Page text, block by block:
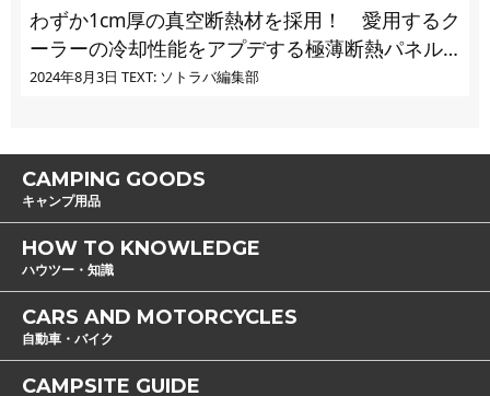
わずか1cm厚の真空断熱材を採用！ 愛用するク
ーラーの冷却性能をアプデする極薄断熱パネル
の実力とは
2024年8月3日 TEXT: ソトラバ編集部
CAMPING GOODS
キャンプ用品
HOW TO KNOWLEDGE
ハウツー・知識
CARS AND MOTORCYCLES
自動車・バイク
CAMPSITE GUIDE